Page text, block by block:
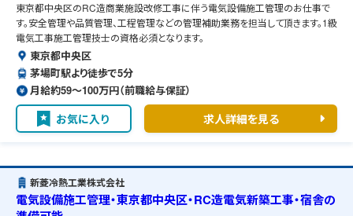
東京都中央区のRC造商業施設改修工事に伴う電気設備施工管理のお仕事で
す。安全管理や品質管理、工程管理などの管理補助業務を担当して頂きます。1級
電気工事施工管理技士の資格必須となります。
東京都中央区
茅場町駅より徒歩で5分
月給約59〜100万円（前職給与保証）
お気に入り 求人詳細を見る
新菱冷熱工業株式会社
電気設備施工管理・東京都中央区・RC造電気新築工事・宿舎の